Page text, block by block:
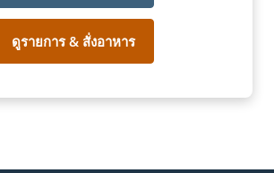
ดูรายการ & สั่งอาหาร